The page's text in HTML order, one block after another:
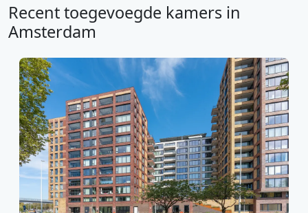
Recent toegevoegde kamers in
Amsterdam